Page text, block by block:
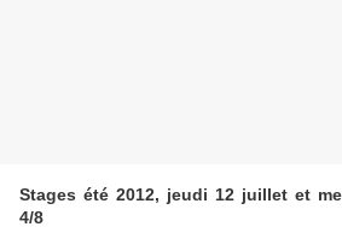
Stages été 2012, jeudi 12 juillet et
4/8